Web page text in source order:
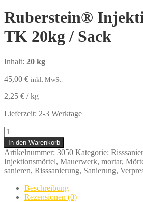
Ruberstein®
TK 20kg / Sack
Inhalt: 20 kg
45,00 € inkl. MwSt.
2,25 € /kg
Lieferzeit: 2-3 Werktage
Ruberstein®
Injektionsleim
TK
20kg
/
Sack
Menge
In den Warenkorb
Artikelnummer: 3050 Kategorie:
Injektionsmörtel, Mauerwerk, mortar,
sanieren, Risssanierung, Sanierung,
Beschreibung
Rezensionen (0)